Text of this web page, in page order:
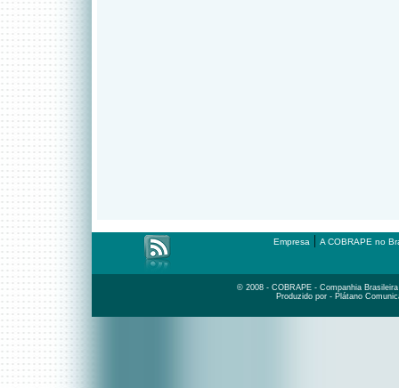
Empresa | A COBRAPE no
© 2008 - COBRAPE - Companhia
Produzido por - Plátano